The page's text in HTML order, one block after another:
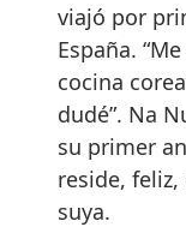
viajó por
España.
cocina
dudé”. Na
su primer
reside,
suya.